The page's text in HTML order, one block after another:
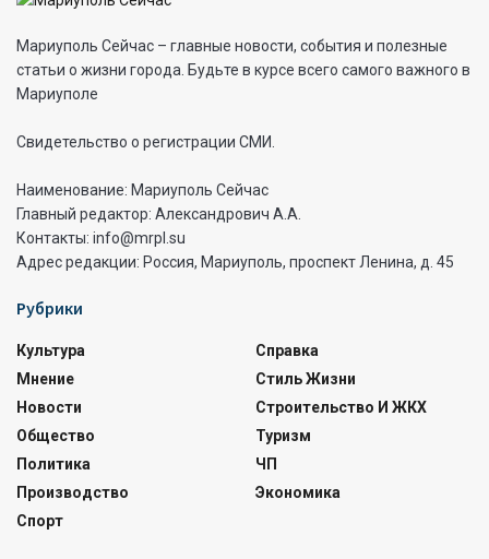
Мариуполь Сейчас – главные новости, события и полезные
статьи о жизни города. Будьте в курсе всего самого важного в
Мариуполе
Свидетельство о регистрации СМИ.
Наименование: Мариуполь Сейчас
Главный редактор: Александрович А.А.
Контакты: info@mrpl.su
Адрес редакции: Россия, Мариуполь, проспект Ленина, д. 45
Рубрики
Культура
Мнение
Новости
Общество
Политика
Производство
Спорт
Справка
Стиль Жизни
Строительство И ЖКХ
Туризм
ЧП
Экономика